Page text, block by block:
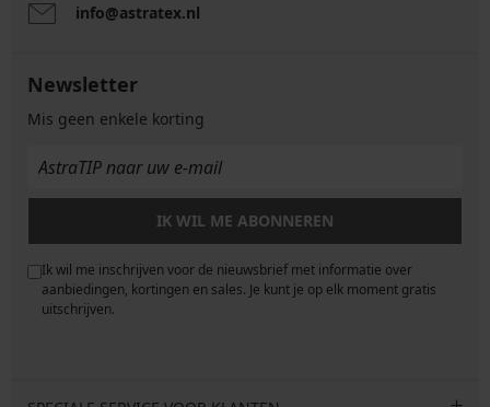
info@astratex.nl
Newsletter
Mis geen enkele korting
IK WIL ME ABONNEREN
Ik wil me inschrijven voor de nieuwsbrief met informatie over
aanbiedingen, kortingen en sales. Je kunt je op elk moment gratis
uitschrijven.